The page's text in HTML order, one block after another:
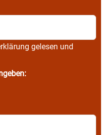
gelesen und